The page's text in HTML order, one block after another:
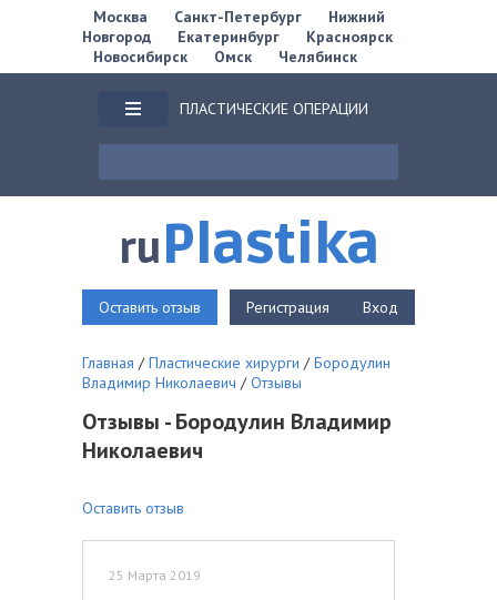
Москва Санкт-Петербург
Нижний
Новгород
Екатеринбург
Красноярск
Новосибирск
Омск Челябинск
ПЛАСТИЧЕСКИЕ ОПЕРАЦИИ
ruPlastika
Оставить отзыв Регистрация Вход
Главная / Пластические хирурги / Бородулин
Владимир Николаевич / Отзывы
Отзывы - Бородулин Владимир
Николаевич
Оставить отзыв
25 Марта 2019